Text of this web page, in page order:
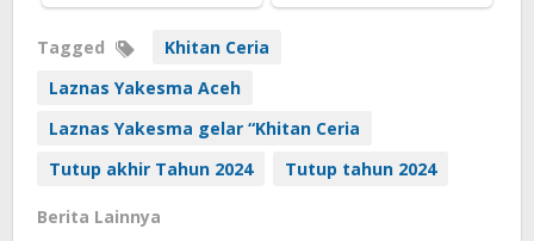
Tagged
Khitan Ceria
Laznas Yakesma Aceh
Laznas Yakesma gelar “Khitan Ceria
Tutup akhir Tahun 2024
Tutup tahun 2024
Berita Lainnya